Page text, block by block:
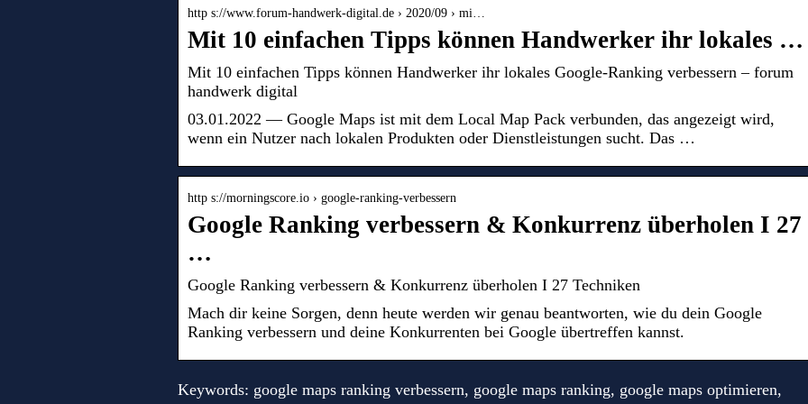
http s://www.forum-handwerk-digital.de › 2020/09 › mi…
Mit 10 einfachen Tipps können Handwerker ihr lokales …
Mit 10 einfachen Tipps können Handwerker ihr lokales Google-Ranking verbessern – forum
handwerk digital
03.01.2022 — Google Maps ist mit dem Local Map Pack verbunden, das angezeigt wird,
wenn ein Nutzer nach lokalen Produkten oder Dienstleistungen sucht. Das …
http s://morningscore.io › google-ranking-verbessern
Google Ranking verbessern & Konkurrenz überholen I 27
…
Google Ranking verbessern & Konkurrenz überholen I 27 Techniken
Mach dir keine Sorgen, denn heute werden wir genau beantworten, wie du dein Google
Ranking verbessern und deine Konkurrenten bei Google übertreffen kannst.
Keywords: google maps ranking verbessern, google maps ranking, google maps optimieren,